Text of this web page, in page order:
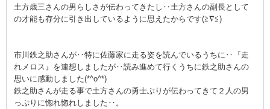
土方歳三さんの男らしさが伝わってきたし‥土方さんの副長として
の才能も存分に引き出しているように思えたからです(≧∇≦)
市川鉄之助さんが‥特に佐藤家に走る姿を読んでいるうちに‥『走
れメロス』を連想しましたが‥読み進めて行くうちに鉄之助さんの
思いに感動しました(*^o^*)
鉄之助さんが走る事で土方さんの勇士ぶりが伝わってきて２人の男
っぷりに惚れ惚れしました‥。